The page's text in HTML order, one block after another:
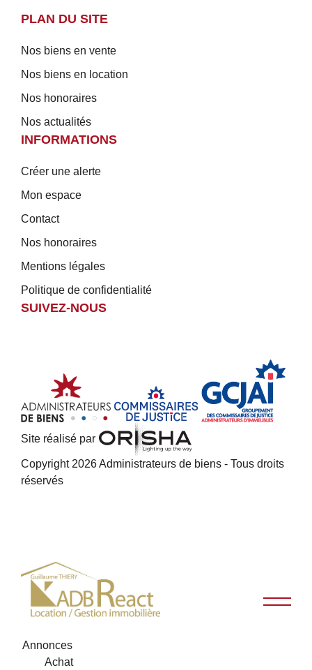
PLAN DU SITE
Nos biens en vente
Nos biens en location
Nos honoraires
Nos actualités
INFORMATIONS
Créer une alerte
Mon espace
Contact
Nos honoraires
Mentions légales
Politique de confidentialité
SUIVEZ-NOUS
Site réalisé par
Copyright 2026 Administrateurs de biens - Tous droits
réservés
Annonces
Achat